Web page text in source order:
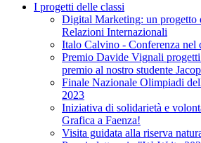
I progetti delle classi
Digital Marketing: un progetto
Relazioni Internazionali
Italo Calvino - Conferenza nel
Premio Davide Vignali
premio al nostro studente
Finale Nazionale Olimpiadi
2023
Iniziativa di solidarietà e
Grafica a Faenza!
Visita guidata alla riserva